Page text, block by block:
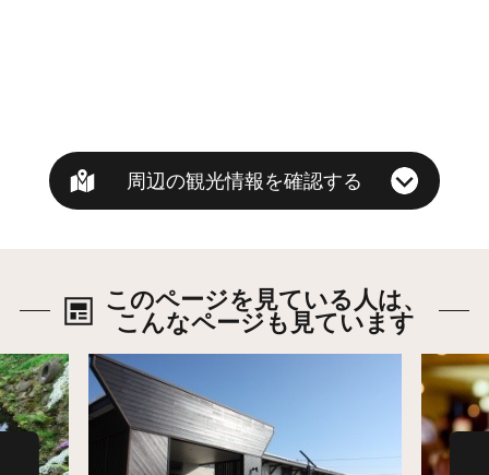
周辺の観光情報を確認する
このページを見ている人は、
こんなページも見ています
詳細はこちら 詳細は